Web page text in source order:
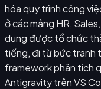
hóa quy trình công
ở các mảng HR,
dung được tổ chức
tiếng, đi từ bức tranh
framework phân tích
Antigravity trên VS